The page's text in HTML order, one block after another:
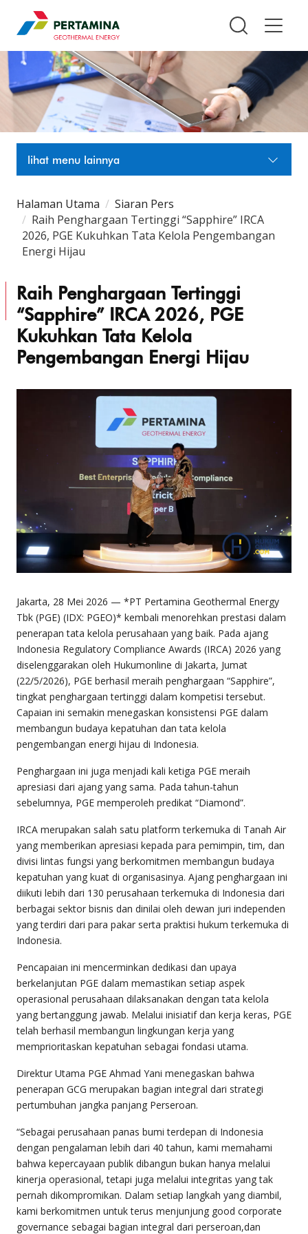
Pertamina Geothermal Energy
lihat menu lainnya
Halaman Utama
Siaran Pers
Raih Penghargaan Tertinggi “Sapphire” IRCA
2026, PGE Kukuhkan Tata Kelola Pengembangan
Energi Hijau
Raih Penghargaan Tertinggi
“Sapphire” IRCA 2026, PGE
Kukuhkan Tata Kelola
Pengembangan Energi Hijau
Jakarta, 28 Mei 2026 — *PT Pertamina Geothermal Energy
Tbk (PGE) (IDX: PGEO)* kembali menorehkan prestasi dalam
penerapan tata kelola perusahaan yang baik. Pada ajang
Indonesia Regulatory Compliance Awards (IRCA) 2026 yang
diselenggarakan oleh Hukumonline di Jakarta, Jumat
(22/5/2026), PGE berhasil meraih penghargaan “Sapphire”,
tingkat penghargaan tertinggi dalam kompetisi tersebut.
Capaian ini semakin menegaskan konsistensi PGE dalam
membangun budaya kepatuhan dan tata kelola
pengembangan energi hijau di Indonesia.
Penghargaan ini juga menjadi kali ketiga PGE meraih
apresiasi dari ajang yang sama. Pada tahun-tahun
sebelumnya, PGE memperoleh predikat “Diamond”.
IRCA merupakan salah satu platform terkemuka di Tanah Air
yang memberikan apresiasi kepada para pemimpin, tim, dan
divisi lintas fungsi yang berkomitmen membangun budaya
kepatuhan yang kuat di organisasinya. Ajang penghargaan ini
diikuti lebih dari 130 perusahaan terkemuka di Indonesia dari
berbagai sektor bisnis dan dinilai oleh dewan juri independen
yang terdiri dari para pakar serta praktisi hukum terkemuka di
Indonesia.
Pencapaian ini mencerminkan dedikasi dan upaya
berkelanjutan PGE dalam memastikan setiap aspek
operasional perusahaan dilaksanakan dengan tata kelola
yang bertanggung jawab. Melalui inisiatif dan kerja keras, PGE
telah berhasil membangun lingkungan kerja yang
memprioritaskan kepatuhan sebagai fondasi utama.
Direktur Utama PGE Ahmad Yani menegaskan bahwa
penerapan GCG merupakan bagian integral dari strategi
pertumbuhan jangka panjang Perseroan.
“Sebagai perusahaan panas bumi terdepan di Indonesia
dengan pengalaman lebih dari 40 tahun, kami memahami
bahwa kepercayaan publik dibangun bukan hanya melalui
kinerja operasional, tetapi juga melalui integritas yang tak
pernah dikompromikan. Dalam setiap langkah yang diambil,
kami berkomitmen untuk terus menjunjung good corporate
governance sebagai bagian integral dari perseroan,dan